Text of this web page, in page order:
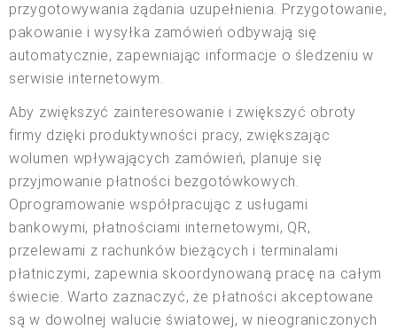
przygotowywania żądania uzupełnienia. Przygotowanie,
pakowanie i wysyłka zamówień odbywają się
automatycznie, zapewniając informacje o śledzeniu w
serwisie internetowym.
Aby zwiększyć zainteresowanie i zwiększyć obroty
firmy dzięki produktywności pracy, zwiększając
wolumen wpływających zamówień, planuje się
przyjmowanie płatności bezgotówkowych.
Oprogramowanie współpracując z usługami
bankowymi, płatnościami internetowymi, QR,
przelewami z rachunków bieżących i terminalami
płatniczymi, zapewnia skoordynowaną pracę na całym
świecie. Warto zaznaczyć, że płatności akceptowane
są w dowolnej walucie światowej, w nieograniczonych